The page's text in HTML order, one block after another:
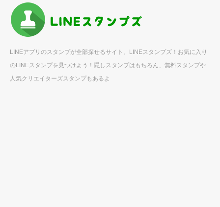
LINEアプリのスタンプが全部探せるサイト、LINEスタンプズ！お気に入り
のLINEスタンプを見つけよう！隠しスタンプはもちろん、無料スタンプや
人気クリエイターズスタンプもあるよ